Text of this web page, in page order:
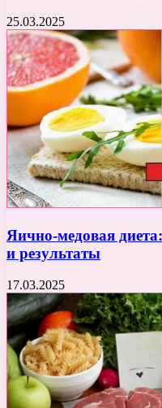
25.03.2025
Яично-медовая
и результаты
17.03.2025